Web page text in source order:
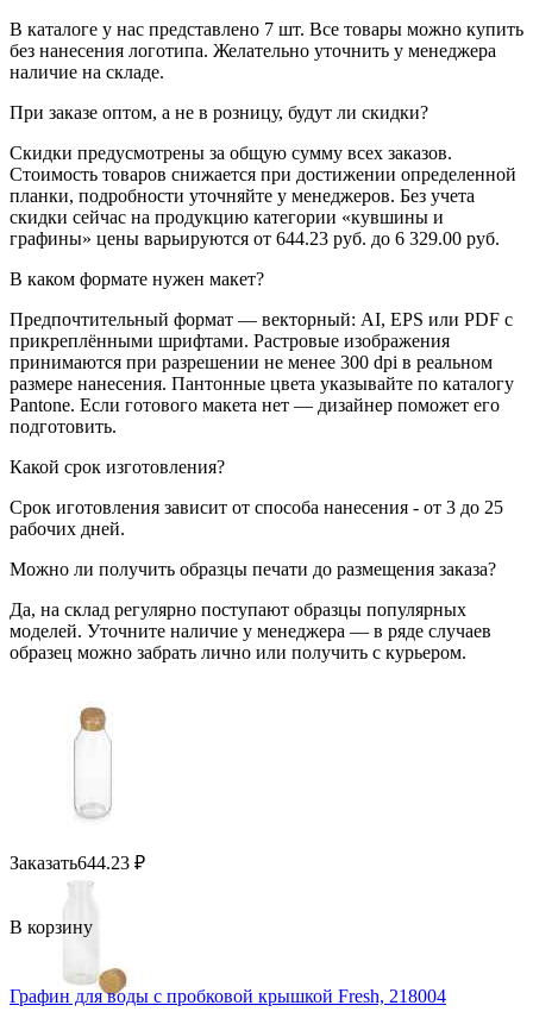
В каталоге у нас представлено 7 шт. Все товары можно купить
без нанесения логотипа. Желательно уточнить у менеджера
наличие на складе.
При заказе оптом, а не в розницу, будут ли скидки?
Скидки предусмотрены за общую сумму всех заказов.
Стоимость товаров снижается при достижении определенной
планки, подробности уточняйте у менеджеров. Без учета
скидки сейчас на продукцию категории «кувшины и
графины» цены варьируются от 644.23 руб. до 6 329.00 руб.
В каком формате нужен макет?
Предпочтительный формат — векторный: AI, EPS или PDF с
прикреплёнными шрифтами. Растровые изображения
принимаются при разрешении не менее 300 dpi в реальном
размере нанесения. Пантонные цвета указывайте по каталогу
Pantone. Если готового макета нет — дизайнер поможет его
подготовить.
Какой срок изготовления?
Срок иготовления зависит от способа нанесения - от 3 до 25
рабочих дней.
Можно ли получить образцы печати до размещения заказа?
Да, на склад регулярно поступают образцы популярных
моделей. Уточните наличие у менеджера — в ряде случаев
образец можно забрать лично или получить с курьером.
Заказать644.23 ₽
В корзину
Графин для воды с пробковой крышкой Fresh, 218004